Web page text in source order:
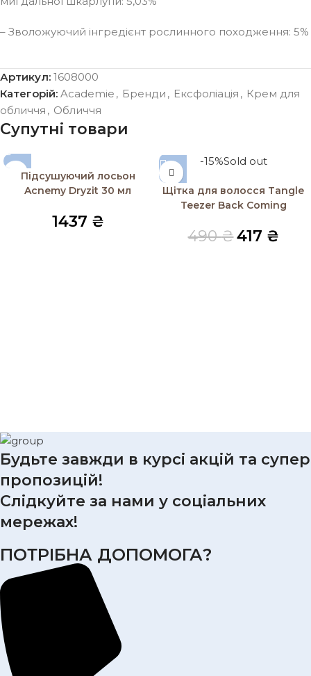
– Зволожуючий інгредієнт рослинного походження: 5%
Артикул: 1608000
Категорій: Academie , Бренди , Ексфоліація , Крем для
обличчя , Обличчя
Супутні товари
Підсушуючий лосьон
Acnemy Dryzit 30 мл
1437 ₴
-15%Sold out
Щітка для волосся Tangle
Teezer Back Coming
490₴417 ₴
Будьте завжди в курсі акцій та супер
пропозицій!
Слідкуйте за нами у соціальних
мережах!
ПОТРІБНА ДОПОМОГА?